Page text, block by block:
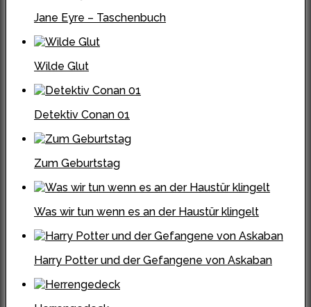
Jane Eyre – Taschenbuch
Wilde Glut
Detektiv Conan 01
Zum Geburtstag
Was wir tun wenn es an der Haustür klingelt
Harry Potter und der Gefangene von Askaban